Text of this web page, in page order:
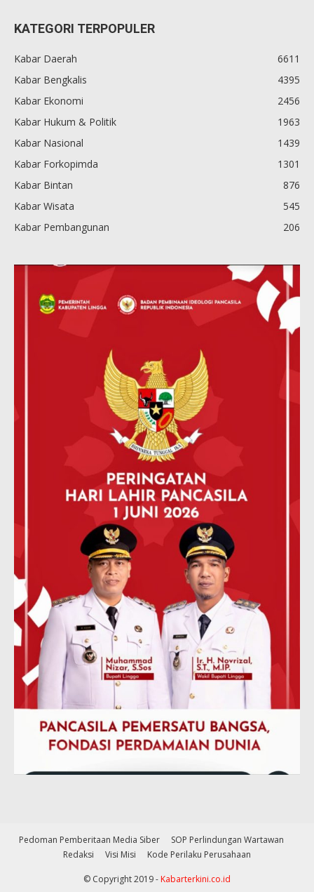
KATEGORI TERPOPULER
Kabar Daerah
6611
Kabar Bengkalis
4395
Kabar Ekonomi
2456
Kabar Hukum & Politik
1963
Kabar Nasional
1439
Kabar Forkopimda
1301
Kabar Bintan
876
Kabar Wisata
545
Kabar Pembangunan
206
Pedoman Pemberitaan Media Siber
SOP Perlindungan Wartawan
Redaksi
Visi Misi Kode Perilaku Perusahaan
© Copyright 2019 - Kabarterkini.co.id